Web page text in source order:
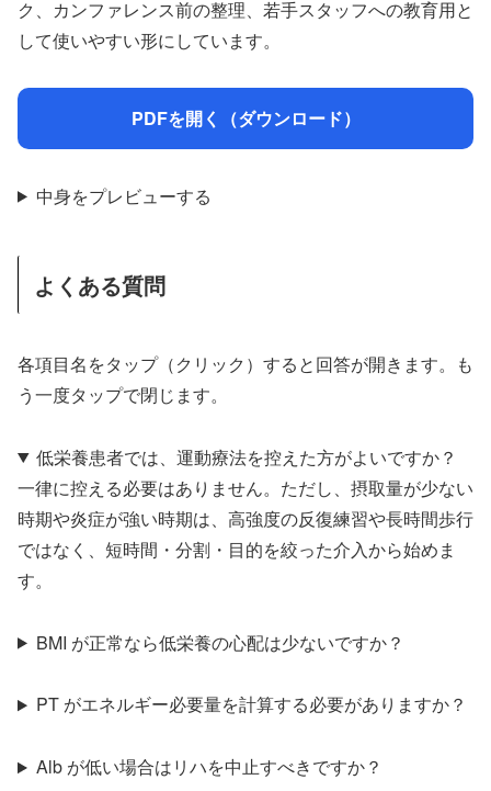
ク、カンファレンス前の整理、若手スタッフへの教育用と
して使いやすい形にしています。
PDFを開く（ダウンロード）
中身をプレビューする
よくある質問
各項目名をタップ（クリック）すると回答が開きます。も
う一度タップで閉じます。
低栄養患者では、運動療法を控えた方がよいですか？
一律に控える必要はありません。ただし、摂取量が少ない
時期や炎症が強い時期は、高強度の反復練習や長時間歩行
ではなく、短時間・分割・目的を絞った介入から始めま
す。
BMI が正常なら低栄養の心配は少ないですか？
PT がエネルギー必要量を計算する必要がありますか？
Alb が低い場合はリハを中止すべきですか？